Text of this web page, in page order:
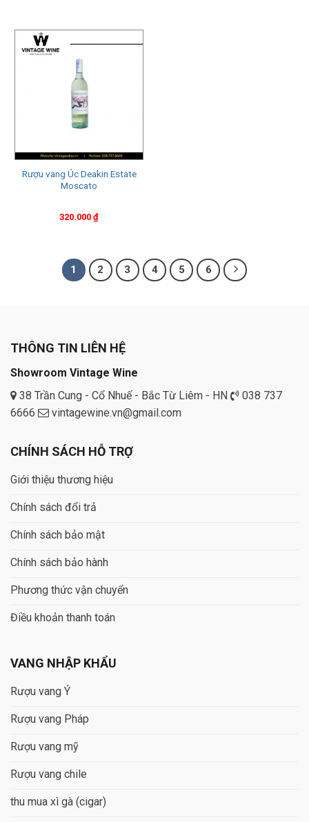
Rượu vang Úc Deakin Estate
Moscato
320.000 ₫
1 2 3 4 5 6
THÔNG TIN LIÊN HỆ
Showroom Vintage Wine
38 Trần Cung - Cổ Nhuế - Bắc Từ Liêm - HN
038 737
6666
vintagewine.vn@gmail.com
CHÍNH SÁCH HỖ TRỢ
Giới thiệu thương hiệu
Chính sách đổi trả
Chính sách bảo mật
Chính sách bảo hành
Phương thức vận chuyển
Điều khoản thanh toán
VANG NHẬP KHẨU
Rượu vang Ý
Rượu vang Pháp
Rượu vang mỹ
Rượu vang chile
thu mua xì gà (cigar)